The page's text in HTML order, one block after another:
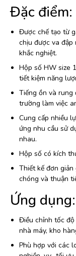
Đặc điểm:
Được chế tạo từ
chịu được va đập
khắc nghiệt.
Hộp số HW size
tiết kiệm năng
Tiếng ồn và rung
trường làm việc
Cung cấp nhiều
ứng nhu cầu sử
nhau.
Hộp số có kích
Thiết kế đơn
chóng và thuận
Ứng dụng:
Điều chỉnh tốc
nhà máy, kho
Phù hợp với các